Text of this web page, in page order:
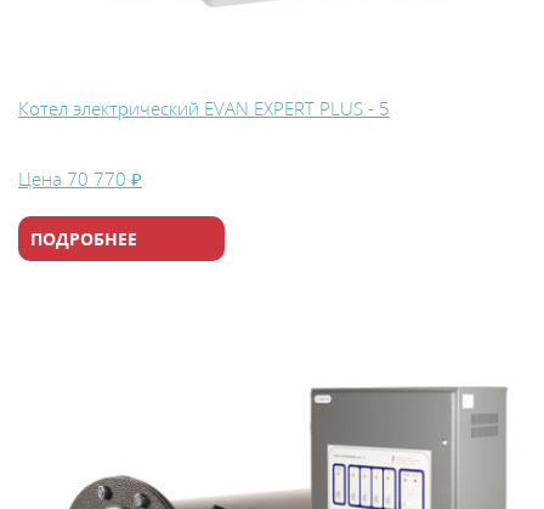
Котел электрический EVAN EXPERT PLUS - 5
Цена 70 770 ₽
ПОДРОБНЕЕ